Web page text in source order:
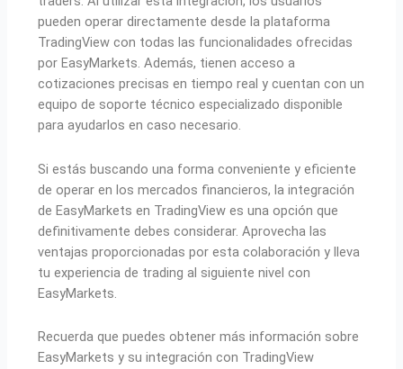
pueden operar directamente desde la plataforma
TradingView con todas las funcionalidades ofrecidas
por EasyMarkets. Además, tienen acceso a
cotizaciones precisas en tiempo real y cuentan con un
equipo de soporte técnico especializado disponible
para ayudarlos en caso necesario.
Si estás buscando una forma conveniente y eficiente
de operar en los mercados financieros, la integración
de EasyMarkets en TradingView es una opción que
definitivamente debes considerar. Aprovecha las
ventajas proporcionadas por esta colaboración y lleva
tu experiencia de trading al siguiente nivel con
EasyMarkets.
Recuerda que puedes obtener más información sobre
EasyMarkets y su integración con TradingView